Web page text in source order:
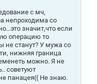
с мч,
непроходима со
значит,что если
операцию то
не станут? У мужа со
нижняя граница
можно. Я не
советуют
панацея(( Не знаю.